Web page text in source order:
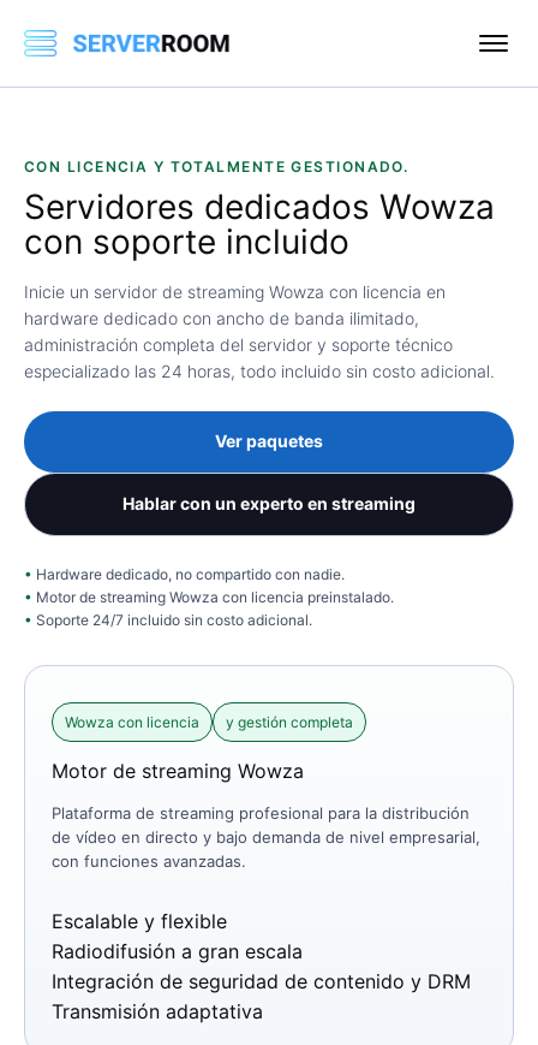
CON LICENCIA Y TOTALMENTE GESTIONADO.
Servidores dedicados Wowza
con soporte incluido
Inicie un servidor de streaming Wowza con licencia en
hardware dedicado con ancho de banda ilimitado,
administración completa del servidor y soporte técnico
especializado las 24 horas, todo incluido sin costo adicional.
Ver paquetes
Hablar con un experto en streaming
Hardware dedicado, no compartido con nadie.
Motor de streaming Wowza con licencia preinstalado.
Soporte 24/7 incluido sin costo adicional.
Wowza con licencia y gestión completa
Motor de streaming Wowza
Plataforma de streaming profesional para la distribución
de vídeo en directo y bajo demanda de nivel empresarial,
con funciones avanzadas.
Escalable y flexible
Radiodifusión a gran escala
Integración de seguridad de contenido y DRM
Transmisión adaptativa